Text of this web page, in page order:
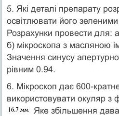
5. Які деталі препарату
освітлювати його
Розрахунки провести для:
б) мікроскопа з масляною
Значення синусу
рівним 0.94.
6. Мікроскоп дає 600-
використовувати окуляр з
Яке збільшення